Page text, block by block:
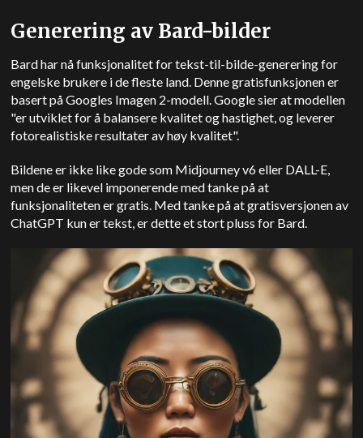
Generering av Bard-bilder
Bard har nå funksjonalitet for tekst-til-bilde-generering for
engelske brukere i de fleste land. Denne gratisfunksjonen er
basert på Googles Imagen 2-modell. Google sier at modellen
"er utviklet for å balansere kvalitet og hastighet, og leverer
fotorealistiske resultater av høy kvalitet".
Bildene er ikke like gode som Midjourney v6 eller DALL-E,
men de er likevel imponerende med tanke på at
funksjonaliteten er gratis. Med tanke på at gratisversjonen av
ChatGPT kun er tekst, er dette et stort pluss for Bard.